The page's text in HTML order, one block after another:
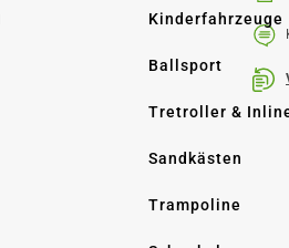
Kinderfahrzeuge
Ballsport
Tretroller &
Sandkästen
Trampoline